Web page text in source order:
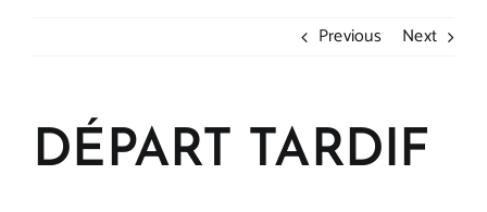
PAGE D’ACCUEILPrevious Next
DÉPART TARDIF